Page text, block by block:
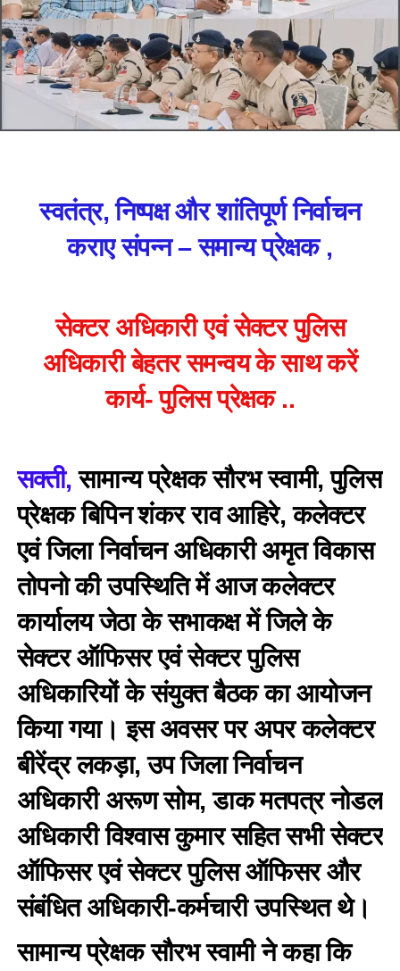
स्वतंत्र, निष्पक्ष और शांतिपूर्ण निर्वाचन
कराए संपन्न – समान्य प्रेक्षक ,
सेक्टर अधिकारी एवं सेक्टर पुलिस
अधिकारी बेहतर समन्वय के साथ करें
कार्य- पुलिस प्रेक्षक ..
सक्ती,सामान्य प्रेक्षक सौरभ स्वामी, पुलिस
प्रेक्षक बिपिन शंकर राव आहिरे, कलेक्टर
एवं जिला निर्वाचन अधिकारी अमृत विकास
तोपनो की उपस्थिति में आज कलेक्टर
कार्यालय जेठा के सभाकक्ष में जिले के
सेक्टर ऑफिसर एवं सेक्टर पुलिस
अधिकारियों के संयुक्त बैठक का आयोजन
किया गया। इस अवसर पर अपर कलेक्टर
बीरेंद्र लकड़ा, उप जिला निर्वाचन
अधिकारी अरूण सोम, डाक मतपत्र नोडल
अधिकारी विश्वास कुमार सहित सभी सेक्टर
ऑफिसर एवं सेक्टर पुलिस ऑफिसर और
संबंधित अधिकारी-कर्मचारी उपस्थित थे।
सामान्य प्रेक्षक सौरभ स्वामी ने कहा कि